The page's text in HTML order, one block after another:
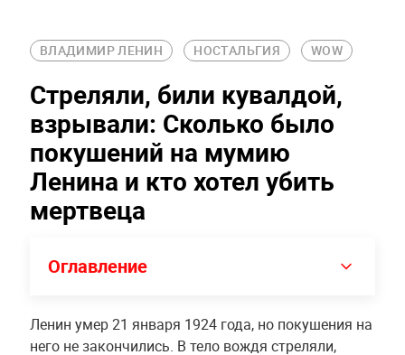
ВЛАДИМИР ЛЕНИН НОСТАЛЬГИЯ WOW
Стреляли, били кувалдой,
взрывали: Сколько было
покушений на мумию
Ленина и кто хотел убить
мертвеца
Оглавление
Ленин умер 21 января 1924 года, но покушения на
него не закончились. В тело вождя стреляли,